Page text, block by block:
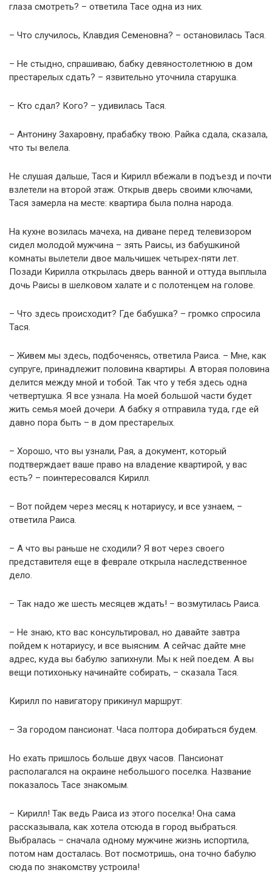
глаза смотреть? – ответила Тасе одна из них.
– Что случилось, Клавдия Семеновна? – остановилась Тася.
– Не стыдно, спрашиваю, бабку девяностолетнюю в дом
престарелых сдать? – язвительно уточнила старушка.
– Кто сдал? Кого? – удивилась Тася.
– Антонину Захаровну, прабабку твою. Райка сдала, сказала,
что ты велела.
Не слушая дальше, Тася и Кирилл вбежали в подъезд и почти
взлетели на второй этаж. Открыв дверь своими ключами,
Тася замерла на месте: квартира была полна народа.
На кухне возилась мачеха, на диване перед телевизором
сидел молодой мужчина – зять Раисы, из бабушкиной
комнаты вылетели двое мальчишек четырех-пяти лет.
Позади Кирилла открылась дверь ванной и оттуда выплыла
дочь Раисы в шелковом халате и с полотенцем на голове.
– Что здесь происходит? Где бабушка? – громко спросила
Тася.
– Живем мы здесь, подбоченясь, ответила Раиса. – Мне, как
супруге, принадлежит половина квартиры. А вторая половина
делится между мной и тобой. Так что у тебя здесь одна
четвертушка. Я все узнала. На моей большой части будет
жить семья моей дочери. А бабку я отправила туда, где ей
давно пора быть – в дом престарелых.
– Хорошо, что вы узнали, Рая, а документ, который
подтверждает ваше право на владение квартирой, у вас
есть? – поинтересовался Кирилл.
– Вот пойдем через месяц к нотариусу, и все узнаем, –
ответила Раиса.
– А что вы раньше не сходили? Я вот через своего
представителя еще в феврале открыла наследственное
дело.
– Так надо же шесть месяцев ждать! – возмутилась Раиса.
– Не знаю, кто вас консультировал, но давайте завтра
пойдем к нотариусу, и все выясним. А сейчас дайте мне
адрес, куда вы бабулю запихнули. Мы к ней поедем. А вы
вещи потихоньку начинайте собирать, – сказала Тася.
Кирилл по навигатору прикинул маршрут:
– За городом пансионат. Часа полтора добираться будем.
Но ехать пришлось больше двух часов. Пансионат
располагался на окраине небольшого поселка. Название
показалось Тасе знакомым.
– Кирилл! Так ведь Раиса из этого поселка! Она сама
рассказывала, как хотела отсюда в город выбраться.
Выбралась – сначала одному мужчине жизнь испортила,
потом нам досталась. Вот посмотришь, она точно бабулю
сюда по знакомству устроила!